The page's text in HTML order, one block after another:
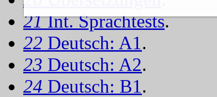
21Int. Sprachtests.
22 Deutsch: A1.
23 Deutsch: A2.
24 Deutsch: B1.